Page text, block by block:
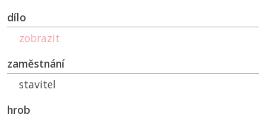
dílo
zobrazit
zaměstnání
stavitel
hrob